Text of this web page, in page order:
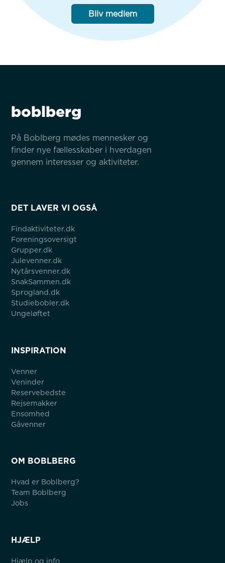
Bliv medlem
boblberg
På Boblberg mødes mennesker og
finder nye fællesskaber i hverdagen
gennem interesser og aktiviteter.
DET LAVER VI OGSÅ
Findaktiviteter.dk
Foreningsoversigt
Grupper.dk
Julevenner.dk
Nytårsvenner.dk
SnakSammen.dk
Sprogland.dk
Studiebobler.dk
Ungeløftet
INSPIRATION
Venner
Veninder
Reservebedste
Rejsemakker
Ensomhed
Gåvenner
OM BOBLBERG
Hvad er Boblberg?
Team Boblberg
Jobs
HJÆLP
Hjælp og info